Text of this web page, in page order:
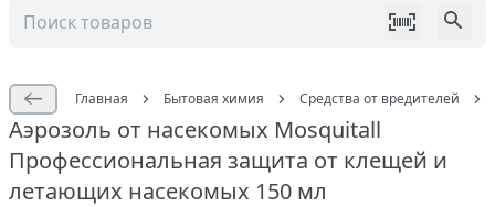
Главная Бытовая химия Средства от вредителей
Аэрозоль от насекомых Mosquitall
Профессиональная защита от клещей и
летающих насекомых 150 мл